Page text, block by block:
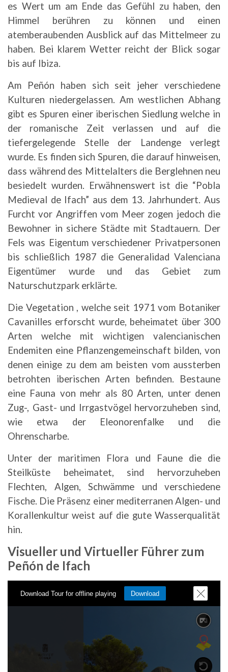
es Wert um am Ende das Gefühl zu haben, den
Himmel berühren zu können und einen
atemberaubenden Ausblick auf das Mittelmeer zu
haben. Bei klarem Wetter reicht der Blick sogar
bis auf Ibiza.
Am Peñón haben sich seit jeher verschiedene
Kulturen niedergelassen. Am westlichen Abhang
gibt es Spuren einer iberischen Siedlung welche in
der romanische Zeit verlassen und auf die
tiefergelegende Stelle der Landenge verlegt
wurde. Es finden sich Spuren, die darauf hinweisen,
dass während des Mittelalters die Berglehnen neu
besiedelt wurden. Erwähnenswert ist die “Pobla
Medieval de Ifach” aus dem 13. Jahrhundert. Aus
Furcht vor Angriffen vom Meer zogen jedoch die
Bewohner in sichere Städte mit Stadtauern. Der
Fels was Eigentum verschiedener Privatpersonen
bis schließlich 1987 die Generalidad Valenciana
Eigentümer wurde und das Gebiet zum
Naturschutzpark erklärte.
Die Vegetation , welche seit 1971 vom Botaniker
Cavanilles erforscht wurde, beheimatet über 300
Arten welche mit wichtigen valencianischen
Endemiten eine Pflanzengemeinschaft bilden, von
denen einige zu dem am beisten vom aussterben
betrohten iberischen Arten befinden. Bestaune
eine Fauna von mehr als 80 Arten, unter denen
Zug-, Gast- und Irrgastvögel hervorzuheben sind,
wie etwa der Eleonorenfalke und die
Ohrenscharbe.
Unter der maritimen Flora und Faune die die
Steilküste beheimatet, sind hervorzuheben
Flechten, Algen, Schwämme und verschiedene
Fische. Die Präsenz einer mediterranen Algen- und
Korallenkultur weist auf die gute Wasserqualität
hin.
Visueller und Virtueller Führer zum
Peñón de Ifach